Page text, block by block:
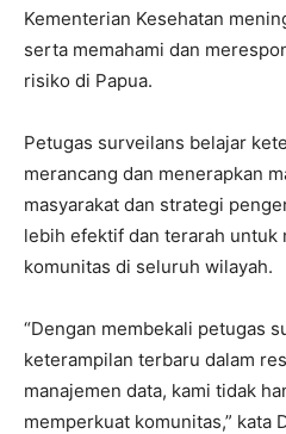
Kementerian Kesehatan
serta memahami dan
risiko di Papua.
Petugas surveilans belajar
merancang dan menerapkan
masyarakat dan strategi
lebih efektif dan terarah untuk
komunitas di seluruh wilayah.
“Dengan membekali petugas
keterampilan terbaru dalam
manajemen data, kami tidak
memperkuat komunitas,” kata